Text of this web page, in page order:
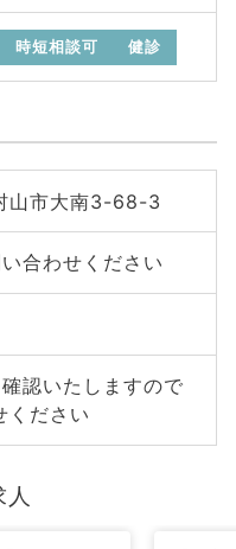
時短相談可 健診
山市大南3-68-3
合わせください
認いたしますので
ください